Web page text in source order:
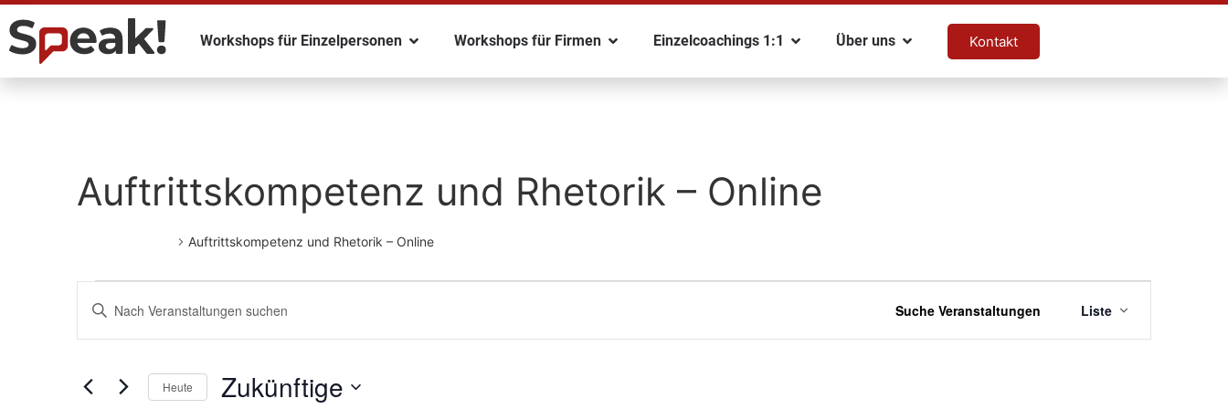
Workshops für Einzelpersonen Workshops für Firmen Einzelcoachings 1:1 Über uns Kontakt
Auftrittskompetenz und Rhetorik – Online
Auftrittskompetenz und Rhetorik – Online
Veranstaltungen
Such-
Schlüsselwort
eingeben.
Sie
Schlüsselwort.
Suche Veranstaltungen Liste
Heute Zukünftige